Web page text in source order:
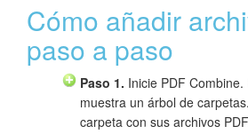
Cómo añadir
paso a paso
Paso 1. Inicie PDF
muestra un árbol de
carpeta con sus archivos